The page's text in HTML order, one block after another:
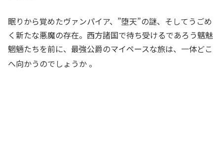
眠りから覚めたヴァンパイア、”堕天”の謎、そしてうごめ
く新たな悪魔の存在。西方諸国で待ち受けるであろう魑魅
魍魎たちを前に、最強公爵のマイペースな旅は、一体どこ
へ向かうのでしょうか 。